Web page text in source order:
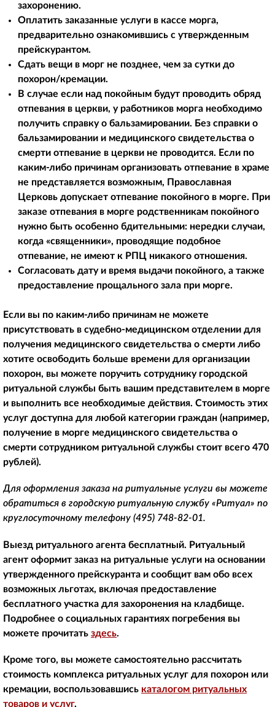
захоронению.
Оплатить заказанные услуги в кассе морга,
предварительно ознакомившись с утвержденным
прейскурантом.
Сдать вещи в морг не позднее, чем за сутки до
похорон/кремации.
В случае если над покойным будут проводить обряд
отпевания в церкви, у работников морга необходимо
получить справку о бальзамировании. Без справки о
бальзамировании и медицинского свидетельства о
смерти отпевание в церкви не проводится. Если по
каким-либо причинам организовать отпевание в храме
не представляется возможным, Православная
Церковь допускает отпевание покойного в морге. При
заказе отпевания в морге родственникам покойного
нужно быть особенно бдительными: нередки случаи,
когда «священники», проводящие подобное
отпевание, не имеют к РПЦ никакого отношения.
Согласовать дату и время выдачи покойного, а также
предоставление прощального зала при морге.
Если вы по каким-либо причинам не можете
присутствовать в судебно-медицинском отделении для
получения медицинского свидетельства о смерти либо
хотите освободить больше времени для организации
похорон, вы можете поручить сотруднику городской
ритуальной службы быть вашим представителем в морге
и выполнить все необходимые действия. Стоимость этих
услуг доступна для любой категории граждан (например,
получение в морге медицинского свидетельства о
смерти сотрудником ритуальной службы стоит всего 470
рублей).
Для оформления заказа на ритуальные услуги вы можете
обратиться в городскую ритуальную службу «Ритуал» по
круглосуточному телефону (495) 748-82-01.
Выезд ритуального агента бесплатный. Ритуальный
агент оформит заказ на ритуальные услуги на основании
утвержденного прейскуранта и сообщит вам обо всех
возможных льготах, включая предоставление
бесплатного участка для захоронения на кладбище.
Подробнее о социальных гарантиях погребения вы
можете прочитать здесь.
Кроме того, вы можете самостоятельно рассчитать
стоимость комплекса ритуальных услуг для похорон или
кремации, воспользовавшись каталогом ритуальных
товаров и услуг.